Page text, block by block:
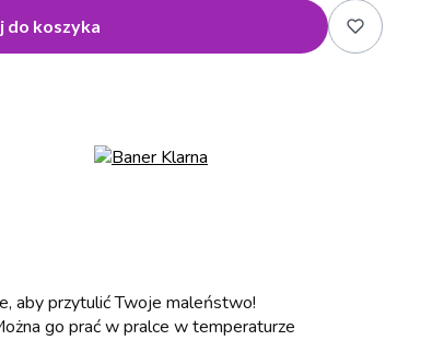
do koszyka
aby przytulić Twoje maleństwo!
go prać w pralce w temperaturze